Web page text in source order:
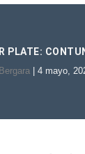
PLATE:
|4 mayo,